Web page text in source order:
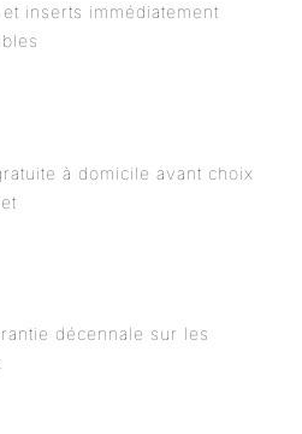
à domicile avant choix
et inserts immédiatement
décennale sur les